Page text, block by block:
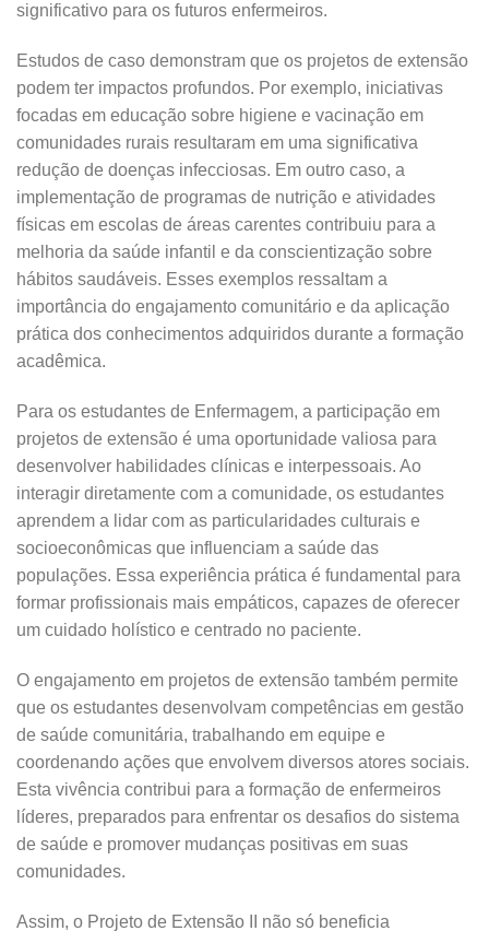
significativo para os futuros enfermeiros.
Estudos de caso demonstram que os projetos de extensão
podem ter impactos profundos. Por exemplo, iniciativas
focadas em educação sobre higiene e vacinação em
comunidades rurais resultaram em uma significativa
redução de doenças infecciosas. Em outro caso, a
implementação de programas de nutrição e atividades
físicas em escolas de áreas carentes contribuiu para a
melhoria da saúde infantil e da conscientização sobre
hábitos saudáveis. Esses exemplos ressaltam a
importância do engajamento comunitário e da aplicação
prática dos conhecimentos adquiridos durante a formação
acadêmica.
Para os estudantes de Enfermagem, a participação em
projetos de extensão é uma oportunidade valiosa para
desenvolver habilidades clínicas e interpessoais. Ao
interagir diretamente com a comunidade, os estudantes
aprendem a lidar com as particularidades culturais e
socioeconômicas que influenciam a saúde das
populações. Essa experiência prática é fundamental para
formar profissionais mais empáticos, capazes de oferecer
um cuidado holístico e centrado no paciente.
O engajamento em projetos de extensão também permite
que os estudantes desenvolvam competências em gestão
de saúde comunitária, trabalhando em equipe e
coordenando ações que envolvem diversos atores sociais.
Esta vivência contribui para a formação de enfermeiros
líderes, preparados para enfrentar os desafios do sistema
de saúde e promover mudanças positivas em suas
comunidades.
Assim, o Projeto de Extensão II não só beneficia